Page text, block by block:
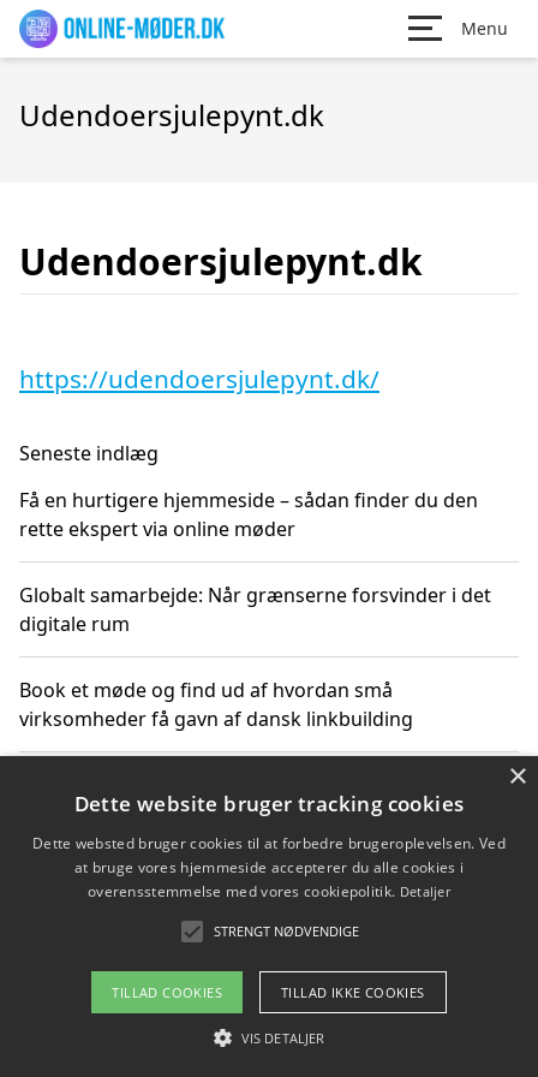
Menu
Udendoersjulepynt.dk
Udendoersjulepynt.dk
https://udendoersjulepynt.dk/
Seneste indlæg
Få en hurtigere hjemmeside – sådan finder du den
rette ekspert via online møder
Globalt samarbejde: Når grænserne forsvinder i det
digitale rum
Book et møde og find ud af hvordan små
virksomheder få gavn af dansk linkbuilding
får du indgår et samarbejde
Hold et møde med en WordPress ekspert og vælg den
mest professionelle til at vedligeholde din løsning
Copyright 2026 - Pilanto Aps
Om / kontakt
×
Dette website bruger tracking cookies
Dette websted bruger cookies til at forbedre brugeroplevelsen. Ved
at bruge vores hjemmeside accepterer du alle cookies i
overensstemmelse med vores cookiepolitik. Detaljer
STRENGT NØDVENDIGE
TILLAD COOKIES TILLAD IKKE COOKIES
VIS DETALJER